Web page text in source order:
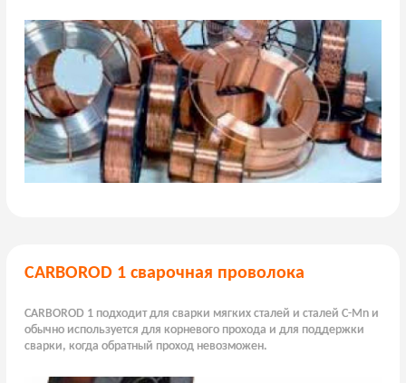
CARBOROD 1 сварочная проволока
CARBOROD 1 подходит для сварки мягких сталей и сталей C-Mn и
обычно используется для корневого прохода и для поддержки
сварки, когда обратный проход невозможен.